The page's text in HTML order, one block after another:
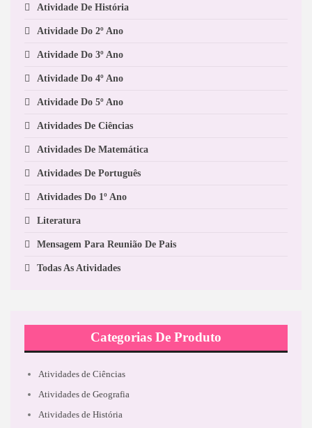
Atividade De História
Atividade Do 2º Ano
Atividade Do 3º Ano
Atividade Do 4º Ano
Atividade Do 5º Ano
Atividades De Ciências
Atividades De Matemática
Atividades De Português
Atividades Do 1º Ano
Literatura
Mensagem Para Reunião De Pais
Todas As Atividades
Categorias De Produto
Atividades de Ciências
Atividades de Geografia
Atividades de História